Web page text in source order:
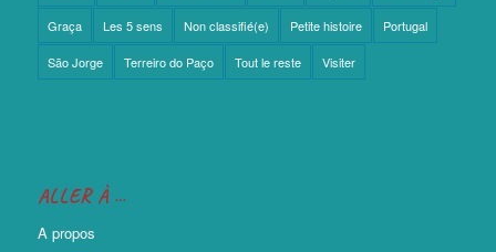
Graça Les 5 sens Non classifié(e) Petite histoire Portugal
São Jorge Terreiro do Paço Tout le reste Visiter
ALLER À …
A propos